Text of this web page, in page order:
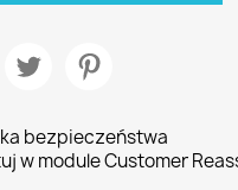
bezpieczeństwa
w module Customer